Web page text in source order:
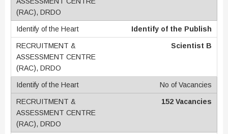
Identify of the Publish
Scientist B
No of Vacancies
152 Vacancies